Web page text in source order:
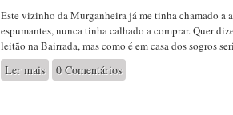
Este vizinho da Murganheira já me tinha chamado a
espumantes, nunca tinha calhado a comprar. Quer
leitão na Bairrada, mas como é em casa dos sogros
Ler maisacerca de Terras do Demo Bruto Malvasia
0 Comentários